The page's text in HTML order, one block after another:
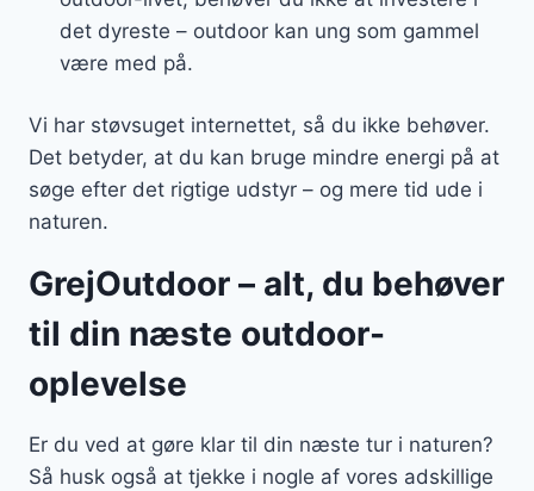
det dyreste – outdoor kan ung som gammel
være med på.
Vi har støvsuget internettet, så du ikke behøver.
Det betyder, at du kan bruge mindre energi på at
søge efter det rigtige udstyr – og mere tid ude i
naturen.
GrejOutdoor – alt, du behøver
til din næste outdoor-
oplevelse
Er du ved at gøre klar til din næste tur i naturen?
Så husk også at tjekke i nogle af vores adskillige